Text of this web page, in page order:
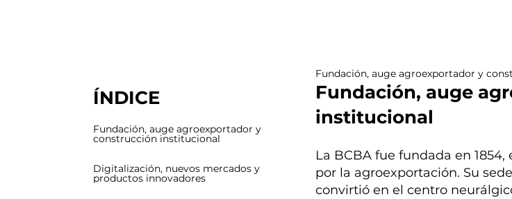
Fundación, auge agroexportador y
Fundación, auge
institucional
La BCBA fue fundada en
por la agroexportación. Su
convirtió en el centro
ÍNDICE
Fundación, auge agroexportador y
construcción institucional
Digitalización, nuevos mercados y
productos innovadores